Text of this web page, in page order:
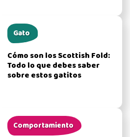
Gato
Cómo son los Scottish Fold:
Todo lo que debes saber
sobre estos gatitos
Comportamiento